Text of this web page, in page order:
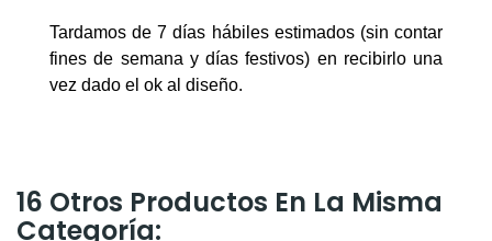
Tardamos de 7 días hábiles estimados (sin contar
fines de semana y días festivos) en recibirlo una
vez dado el ok al diseño.
16 Otros Productos En La Misma
Categoría: